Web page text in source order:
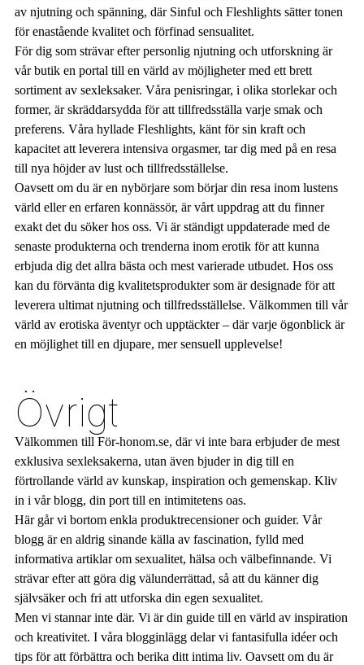
av njutning och spänning, där Sinful och Fleshlights sätter tonen
för enastående kvalitet och förfinad sensualitet.
För dig som strävar efter personlig njutning och utforskning är
vår butik en portal till en värld av möjligheter med ett brett
sortiment av sexleksaker. Våra penisringar, i olika storlekar och
former, är skräddarsydda för att tillfredsställa varje smak och
preferens. Våra hyllade Fleshlights, känt för sin kraft och
kapacitet att leverera intensiva orgasmer, tar dig med på en resa
till nya höjder av lust och tillfredsställelse.
Oavsett om du är en nybörjare som börjar din resa inom lustens
värld eller en erfaren konnässör, är vårt uppdrag att du finner
exakt det du söker hos oss. Vi är ständigt uppdaterade med de
senaste produkterna och trenderna inom erotik för att kunna
erbjuda dig det allra bästa och mest varierade utbudet. Hos oss
kan du förvänta dig kvalitetsprodukter som är designade för att
leverera ultimat njutning och tillfredsställelse. Välkommen till vår
värld av erotiska äventyr och upptäckter – där varje ögonblick är
en möjlighet till en djupare, mer sensuell upplevelse!
Övrigt
Välkommen till För-honom.se, där vi inte bara erbjuder de mest
exklusiva sexleksakerna, utan även bjuder in dig till en
förtrollande värld av kunskap, inspiration och gemenskap. Kliv
in i vår blogg, din port till en intimitetens oas.
Här går vi bortom enkla produktrecensioner och guider. Vår
blogg är en aldrig sinande källa av fascination, fylld med
informativa artiklar om sexualitet, hälsa och välbefinnande. Vi
strävar efter att göra dig välunderrättad, så att du känner dig
självsäker och fri att utforska din egen sexualitet.
Men vi stannar inte där. Vi är din guide till en värld av inspiration
och kreativitet. I våra blogginlägg delar vi fantasifulla idéer och
tips för att förbättra och berika ditt intima liv. Oavsett om du är